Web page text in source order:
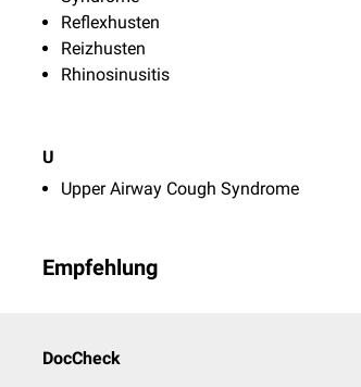
Reflexhusten
Reizhusten
Rhinosinusitis
U
Upper Airway Cough Syndrome
Empfehlung
DocCheck